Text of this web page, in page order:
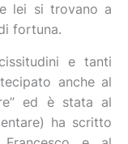
lei si trovano a
fortuna.
e tanti
anche al
ed è stata al
ha scritto